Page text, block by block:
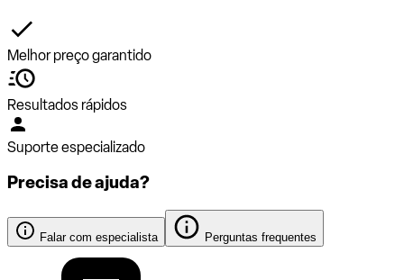
Melhor preço garantido
Resultados rápidos
Suporte especializado
Precisa de ajuda?
Falar com especialista Perguntas frequentes